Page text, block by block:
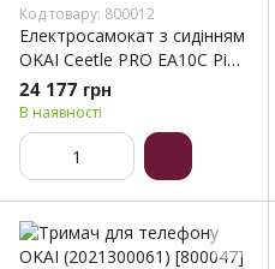
Код товару: 800012
Електросамокат з сидінням
OKAI Ceetle PRO EA10C Pink
10', 350(900)W, 25Km/h,
10.4Ah, 55Km, 20%, NFC,
App.29kg (EA10C-P)
24 177 грн
В наявності